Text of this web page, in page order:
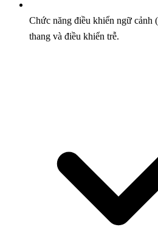
Chức năng điều khiển ngữ cảnh
thang và điều khiển trễ.